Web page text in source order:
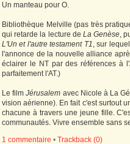
Un manteau pour O.
Bibliothèque Melville (pas très
qui retarde la lecture de La Genèse,
L'Un et l'autre testament T1, sur
l'annonce de la nouvelle alliance
éclairer le NT par des références à
parfaitement l'AT.)
Le filmJérusalem avec Nicole à La
vision aérienne). En fait c'est surtout
chacune à travers une jeune fille.
communautés. Vivre ensemble sans
1 commentaire • Trackback (0)